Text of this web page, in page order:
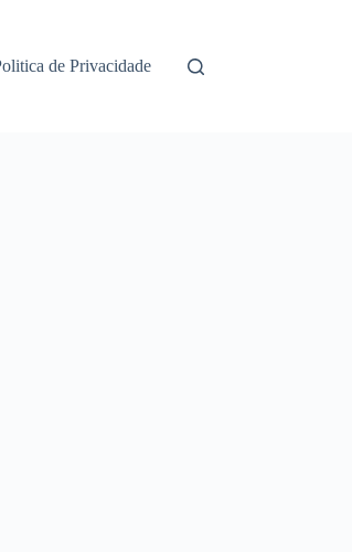
de Privacidade